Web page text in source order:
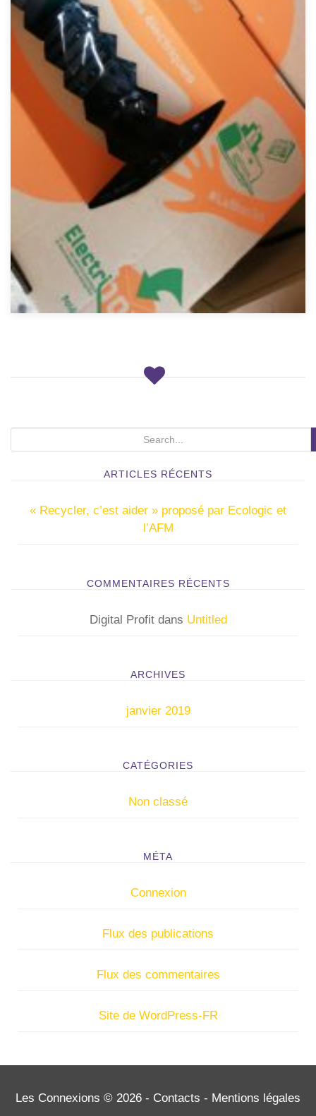
S
e
a
h
f
:
ARTICLES RÉCENTS
« Recycler, c’est aider » proposé par Ecologic et
l’AFM
COMMENTAIRES RÉCENTS
Digital Profitdans Untitled
ARCHIVES
janvier 2019
CATÉGORIES
Non classé
MÉTA
Connexion
Flux des publications
Flux des commentaires
Site de WordPress-FR
Les Connexions © 2026 - Contacts - Mentions légales